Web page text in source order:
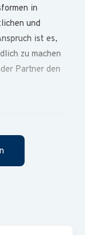
in
und
ist es,
zu machen
Partner den
der Lohn-
Mandant:innen